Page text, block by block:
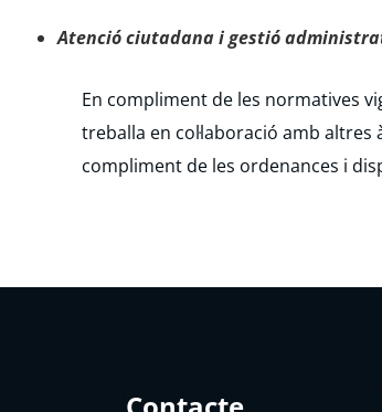
Atenció ciutadana i gestió
En compliment de les normatives
treballa en col·laboració amb
compliment de les ordenances i